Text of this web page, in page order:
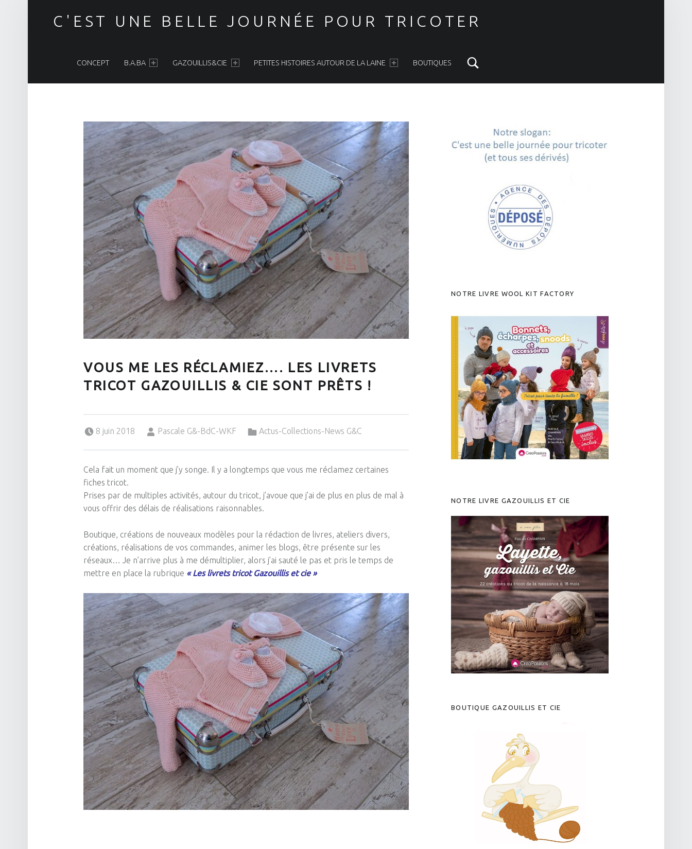
C'EST UNE BELLE JOURNÉE POUR TRICOTER
CONCEPT B.A.BA GAZOUILLIS&CIE PETITES HISTOIRES AUTOUR DE LA LAINE BOUTIQUES
VOUS ME LES RÉCLAMIEZ…. LES LIVRETS
TRICOT GAZOUILLIS & CIE SONT PRÊTS !
8 juin 2018
Pascale G&-BdC-WKF
Actus-Collections-News G&C
Cela fait un moment que j’y songe. Il y a longtemps que vous me réclamez certaines
fiches tricot.
Prises par de multiples activités, autour du tricot, j’avoue que j’ai de plus en plus de mal à
vous offrir des délais de réalisations raisonnables.
Boutique, créations de nouveaux modèles pour la rédaction de livres, ateliers divers,
créations, réalisations de vos commandes, animer les blogs, être présente sur les
réseaux… Je n’arrive plus à me démultiplier, alors j’ai sauté le pas et pris le temps de
mettre en place la rubrique « Les livrets tricot Gazouillis et cie »
NOTRE LIVRE WOOL KIT FACTORY
NOTRE LIVRE GAZOUILLIS ET CIE
BOUTIQUE GAZOUILLIS ET CIE